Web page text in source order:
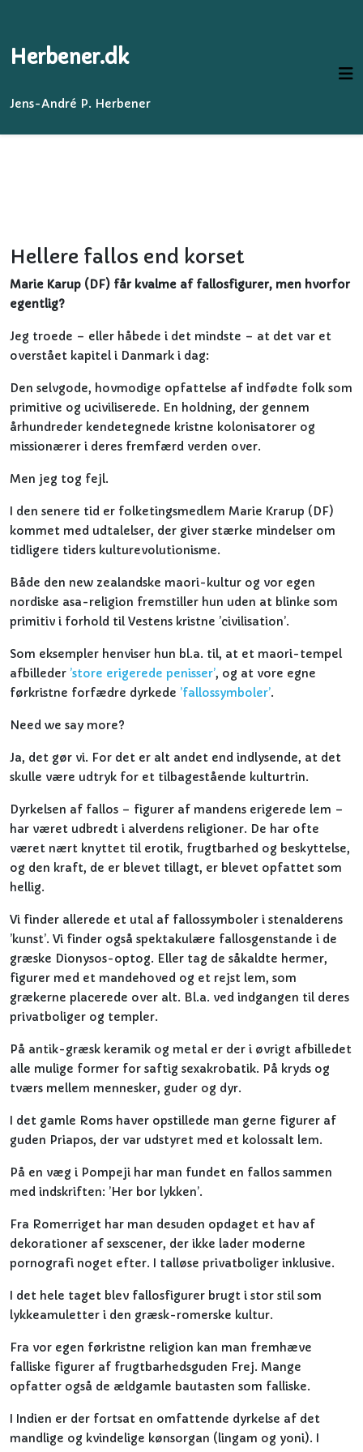
Herbener.dk
Jens-André P. Herbener
Hellere fallos end korset
Marie Karup (DF) får kvalme af fallosfigurer, men hvorfor
egentlig?
Jeg troede – eller håbede i det mindste – at det var et
overstået kapitel i Danmark i dag:
Den selvgode, hovmodige opfattelse af indfødte folk som
primitive og uciviliserede. En holdning, der gennem
århundreder kendetegnede kristne kolonisatorer og
missionærer i deres fremfærd verden over.
Men jeg tog fejl.
I den senere tid er folketingsmedlem Marie Krarup (DF)
kommet med udtalelser, der giver stærke mindelser om
tidligere tiders kulturevolutionisme.
Både den new zealandske maori-kultur og vor egen
nordiske asa-religion fremstiller hun uden at blinke som
primitiv i forhold til Vestens kristne ’civilisation’.
Som eksempler henviser hun bl.a. til, at et maori-tempel
afbilleder ’store erigerede penisser’, og at vore egne
førkristne forfædre dyrkede ’fallossymboler’.
Need we say more?
Ja, det gør vi. For det er alt andet end indlysende, at det
skulle være udtryk for et tilbagestående kulturtrin.
Dyrkelsen af fallos – figurer af mandens erigerede lem –
har været udbredt i alverdens religioner. De har ofte
været nært knyttet til erotik, frugtbarhed og beskyttelse,
og den kraft, de er blevet tillagt, er blevet opfattet som
hellig.
Vi finder allerede et utal af fallossymboler i stenalderens
’kunst’. Vi finder også spektakulære fallosgenstande i de
græske Dionysos-optog. Eller tag de såkaldte hermer,
figurer med et mandehoved og et rejst lem, som
grækerne placerede over alt. Bl.a. ved indgangen til deres
privatboliger og templer.
På antik-græsk keramik og metal er der i øvrigt afbilledet
alle mulige former for saftig sexakrobatik. På kryds og
tværs mellem mennesker, guder og dyr.
I det gamle Roms haver opstillede man gerne figurer af
guden Priapos, der var udstyret med et kolossalt lem.
På en væg i Pompeji har man fundet en fallos sammen
med indskriften: ’Her bor lykken’.
Fra Romerriget har man desuden opdaget et hav af
dekorationer af sexscener, der ikke lader moderne
pornografi noget efter. I talløse privatboliger inklusive.
I det hele taget blev fallosfigurer brugt i stor stil som
lykkeamuletter i den græsk-romerske kultur.
Fra vor egen førkristne religion kan man fremhæve
falliske figurer af frugtbarhedsguden Frej. Mange
opfatter også de ældgamle bautasten som falliske.
I Indien er der fortsat en omfattende dyrkelse af det
mandlige og kvindelige kønsorgan (lingam og yoni). I